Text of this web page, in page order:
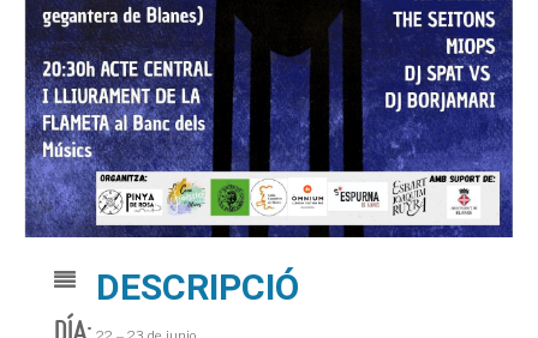
DESCRIPCIÓ
DÍA: